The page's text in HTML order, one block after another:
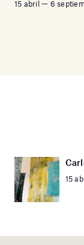
15 abril — 6
15